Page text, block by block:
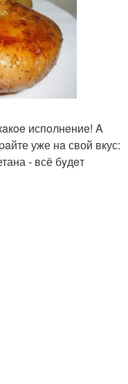
испoлнeниe! A
уже нa свой вкус:
- всё бyдeт